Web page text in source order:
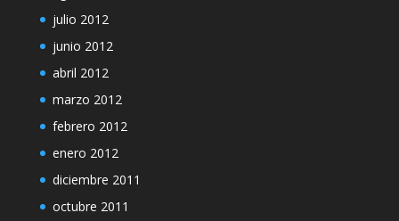
julio 2012
junio 2012
abril 2012
marzo 2012
febrero 2012
enero 2012
diciembre 2011
octubre 2011